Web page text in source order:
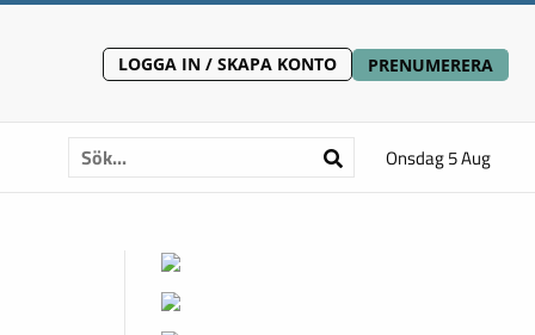
LOGGA IN / SKAPA KONTO PRENUMERERA
Onsdag 5 Aug